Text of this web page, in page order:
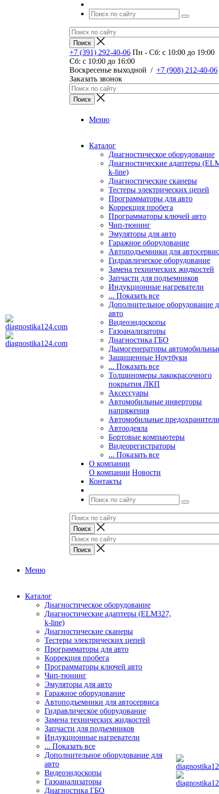
+7 (391) 292-40-06 Пн - Сб: c 10:00 до 19:00
Сб: c 10:00 до 16:00
​Воскресенье выходной / +7 (908) 212-40-06
Заказать звонок
Меню
Каталог
Диагностическое оборудование
Диагностические адаптеры
k-line)
Диагностические сканеры
Тестеры электрических цепей
Программаторы для авто
Коррекция пробега
Программаторы ключей авто
Чип-тюнинг
Эмуляторы для авто
Гаражное оборудование
Автоподъемники для
Гидравлическое оборудование
Замена технических жидкостей
Запчасти для подъемников
Индукционные нагреватели
... Показать все
Дополнительное оборудование
авто
Видеоэндоскопы
Газоанализаторы
Диагностика ГБО
Дымогенераторы
Защищенные Ноутбуки
... Показать все
Толщиномеры лакокрасочного
покрытия ЛКП
Аксессуары
Автомобильные инверторы
напряжения
Автомобильные
Автоодеяла
Бортовые компьютеры
Видеорегистраторы
... Показать все
О компании
О компании Новости
Контакты
Меню
Каталог
Диагностическое оборудование
Диагностические адаптеры (ELM327,
k-line)
Диагностические сканеры
Тестеры электрических цепей
Программаторы для авто
Коррекция пробега
Программаторы ключей авто
Чип-тюнинг
Эмуляторы для авто
Гаражное оборудование
Автоподъемники для автосервиса
Гидравлическое оборудование
Замена технических жидкостей
Запчасти для подъемников
Индукционные нагреватели
... Показать все
Дополнительное оборудование для
авто
Видеоэндоскопы
Газоанализаторы
Диагностика ГБО